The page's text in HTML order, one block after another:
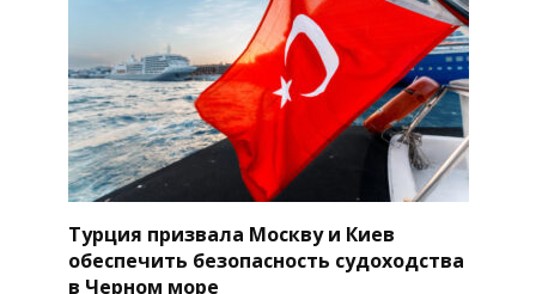
Турция призвала Москву и Киев
обеспечить безопасность судоходства
в Черном море